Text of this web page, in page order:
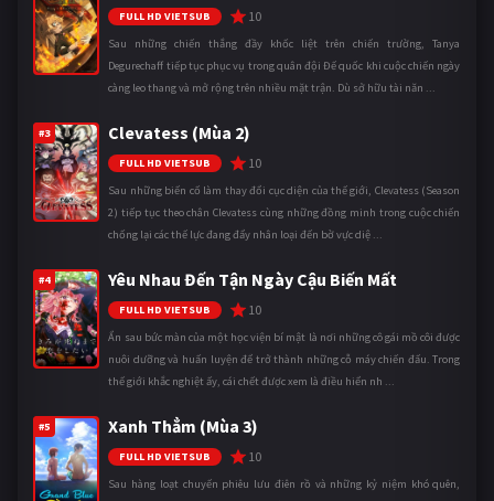
FULL HD VIETSUB 10
Sau những chiến thắng đầy khốc liệt trên chiến trường, Tanya
Degurechaff tiếp tục phục vụ trong quân đội Đế quốc khi cuộc chiến ngày
càng leo thang và mở rộng trên nhiều mặt trận. Dù sở hữu tài năn ...
#3 Clevatess (Mùa 2)
FULL HD VIETSUB 10
Sau những biến cố làm thay đổi cục diện của thế giới, Clevatess (Season
2) tiếp tục theo chân Clevatess cùng những đồng minh trong cuộc chiến
chống lại các thế lực đang đẩy nhân loại đến bờ vực diệ ...
#4 Yêu Nhau Đến Tận Ngày Cậu Biến Mất
FULL HD VIETSUB 10
Ẩn sau bức màn của một học viện bí mật là nơi những cô gái mồ côi được
nuôi dưỡng và huấn luyện để trở thành những cỗ máy chiến đấu. Trong
thế giới khắc nghiệt ấy, cái chết được xem là điều hiển nh ...
#5 Xanh Thẳm (Mùa 3)
FULL HD VIETSUB 10
Sau hàng loạt chuyến phiêu lưu điên rồ và những kỷ niệm khó quên,